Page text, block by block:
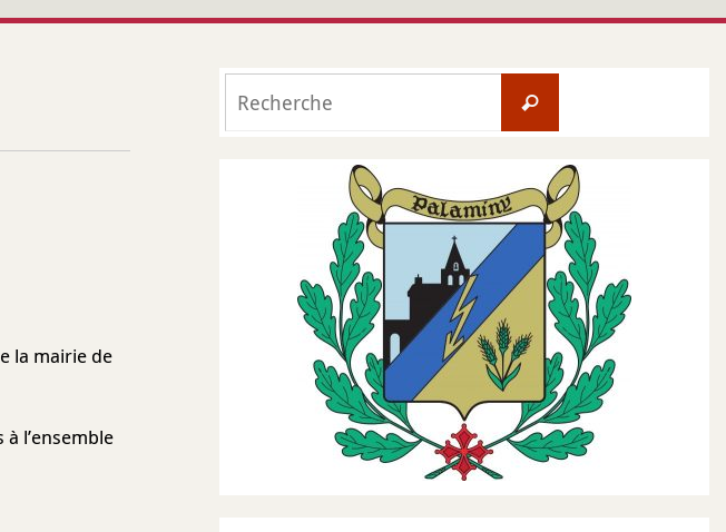
la mairie de
l’ensemble
Recherche